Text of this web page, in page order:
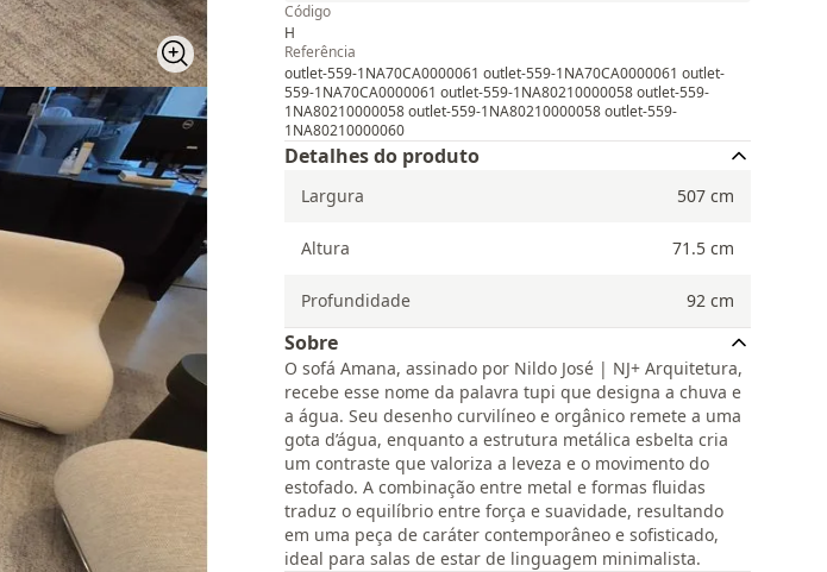
Código
H
Referência
outlet-559-1NA70CA0000061 outlet-559-1NA70CA0000061 outlet-
559-1NA70CA0000061 outlet-559-1NA80210000058 outlet-559-
1NA80210000058 outlet-559-1NA80210000058 outlet-559-
1NA80210000060
Detalhes do produto
Largura 507 cm
Altura 71.5 cm
Profundidade 92 cm
Sobre
O sofá Amana, assinado por Nildo José | NJ+ Arquitetura,
recebe esse nome da palavra tupi que designa a chuva e
a água. Seu desenho curvilíneo e orgânico remete a uma
gota d’água, enquanto a estrutura metálica esbelta cria
um contraste que valoriza a leveza e o movimento do
estofado. A combinação entre metal e formas fluidas
traduz o equilíbrio entre força e suavidade, resultando
em uma peça de caráter contemporâneo e sofisticado,
ideal para salas de estar de linguagem minimalista.